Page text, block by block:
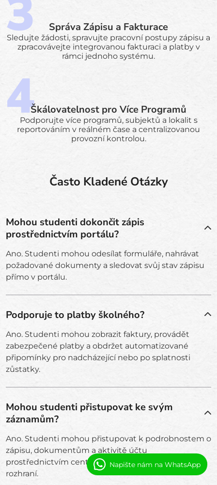
Správa Zápisu a Fakturace
Sledujte žádosti, spravujte pracovní postupy zápisu a
zpracovávejte integrovanou fakturaci a platby v
rámci jednoho systému.
Škálovatelnost pro Více Programů
Podporujte více programů, subjektů a lokalit s
reportováním v reálném čase a centralizovanou
provozní kontrolou.
Často Kladené Otázky
Mohou studenti dokončit zápis
prostřednictvím portálu?
Ano. Studenti mohou odesílat formuláře, nahrávat
požadované dokumenty a sledovat svůj stav zápisu
přímo v portálu.
Podporuje to platby školného?
Ano. Studenti mohou zobrazit faktury, provádět
zabezpečené platby a obdržet automatizované
připomínky pro nadcházející nebo po splatnosti
zůstatky.
Mohou studenti přistupovat ke svým
záznamům?
Ano. Studenti mohou přistupovat k podrobnostem o
zápisu, dokumentům a aktivitě účtu
prostřednictvím centralizovaného a zabezpečeného
rozhraní.
Napište nám na WhatsApp